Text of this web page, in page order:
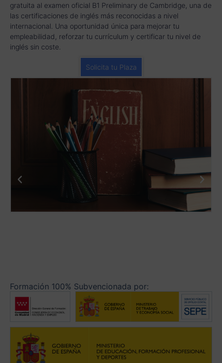
gratuita al examen oficial B1 Preliminary de Cambridge, una de
las certificaciones de inglés más reconocidas a nivel
internacional. Una oportunidad única para mejorar tu
empleabilidad, reforzar tu currículum y certificar tu nivel de
inglés sin coste.
Solicita tu Plaza
Formación 100% Subvencionada por: